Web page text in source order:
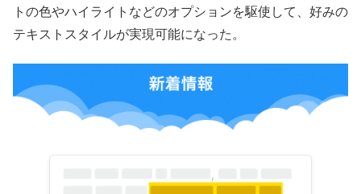
トの色やハイライトなどのオプションを駆使して、好みの
テキストスタイルが実現可能になった。